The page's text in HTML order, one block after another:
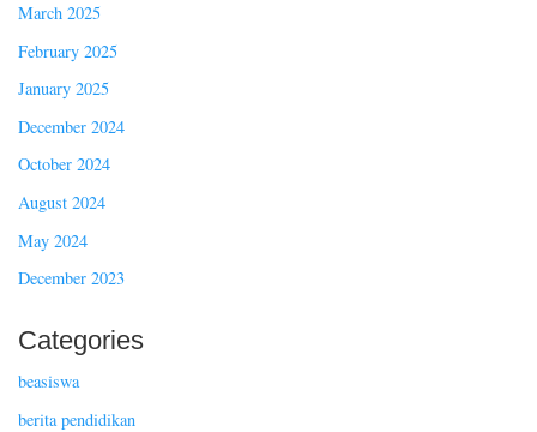
March 2025
February 2025
January 2025
December 2024
October 2024
August 2024
May 2024
December 2023
Categories
beasiswa
berita pendidikan